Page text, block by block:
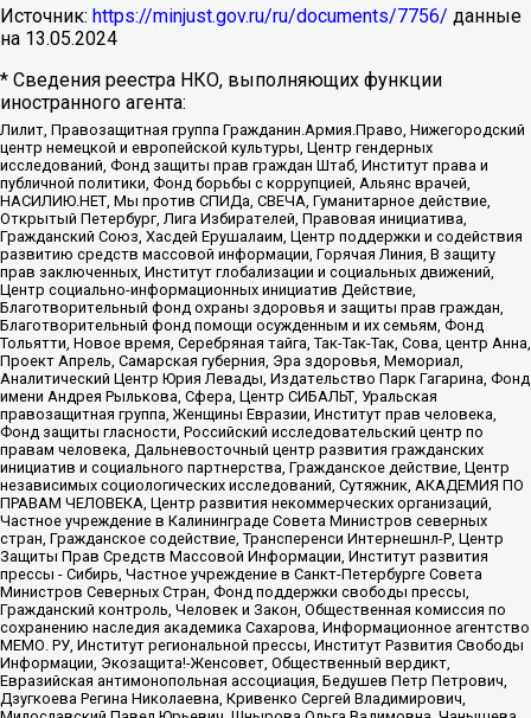
Источник: https://minjust.gov.ru/ru/documents/7756/ данные
на 13.05.2024
* Сведения реестра НКО, выполняющих функции
иностранного агента:
Лилит, Правозащитная группа Гражданин.Армия.Право, Нижегородский
центр немецкой и европейской культуры, Центр гендерных
исследований, Фонд защиты прав граждан Штаб, Институт права и
публичной политики, Фонд борьбы с коррупцией, Альянс врачей,
НАСИЛИЮ.НЕТ, Мы против СПИДа, СВЕЧА, Гуманитарное действие,
Открытый Петербург, Лига Избирателей, Правовая инициатива,
Гражданский Союз, Хасдей Ерушалаим, Центр поддержки и содействия
развитию средств массовой информации, Горячая Линия, В защиту
прав заключенных, Институт глобализации и социальных движений,
Центр социально-информационных инициатив Действие,
Благотворительный фонд охраны здоровья и защиты прав граждан,
Благотворительный фонд помощи осужденным и их семьям, Фонд
Тольятти, Новое время, Серебряная тайга, Так-Так-Так, Сова, центр Анна,
Проект Апрель, Самарская губерния, Эра здоровья, Мемориал,
Аналитический Центр Юрия Левады, Издательство Парк Гагарина, Фонд
имени Андрея Рылькова, Сфера, Центр СИБАЛЬТ, Уральская
правозащитная группа, Женщины Евразии, Институт прав человека,
Фонд защиты гласности, Российский исследовательский центр по
правам человека, Дальневосточный центр развития гражданских
инициатив и социального партнерства, Гражданское действие, Центр
независимых социологических исследований, Сутяжник, АКАДЕМИЯ ПО
ПРАВАМ ЧЕЛОВЕКА, Центр развития некоммерческих организаций,
Частное учреждение в Калининграде Совета Министров северных
стран, Гражданское содействие, Трансперенси Интернешнл-Р, Центр
Защиты Прав Средств Массовой Информации, Институт развития
прессы - Сибирь, Частное учреждение в Санкт-Петербурге Совета
Министров Северных Стран, Фонд поддержки свободы прессы,
Гражданский контроль, Человек и Закон, Общественная комиссия по
сохранению наследия академика Сахарова, Информационное агентство
МЕМО. РУ, Институт региональной прессы, Институт Развития Свободы
Информации, Экозащита!-Женсовет, Общественный вердикт,
Евразийская антимонопольная ассоциация, Бедушев Петр Петрович,
Дзугкоева Регина Николаевна, Кривенко Сергей Владимирович,